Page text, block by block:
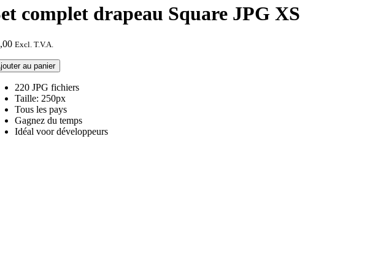
complet drapeau Square JPG XS
Excl. T.V.A.
au panier
220 JPG fichiers
Taille: 250px
Tous les pays
Gagnez du temps
Idéal voor développeurs